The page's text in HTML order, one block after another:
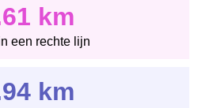
km
een rechte lijn
km